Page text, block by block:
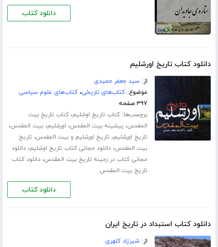
دانلود کتاب
دانلود کتاب تاریخ اورشلیم
از:سید جعفر حمیدی
موضوع:کتاب‌های تاریخی،کتاب‌های علوم سیاسی
۳۹۷ صفحه
برچسب‌ها:کتاب تاریخ اوشلیم،کتاب تاریخ بیت
المقدس، پیشینه بیت المقدس، اورشلیم،بیت المقدس،
تاریخ اورشلیم، تاریخ اورشلیم و بیت المقدس، تاریخ
بیت المقدس،دانلود مجانی کتاب تاریخ اوشلیم،دانلود
مجانی کتاب در زمینه تاریخ بیت المقدس،دانلود کتاب
تاریخ بیت المقدس
دانلود کتاب
دانلود کتاب استبداد در تاریخ ایران
از:شیرزاد کلهری